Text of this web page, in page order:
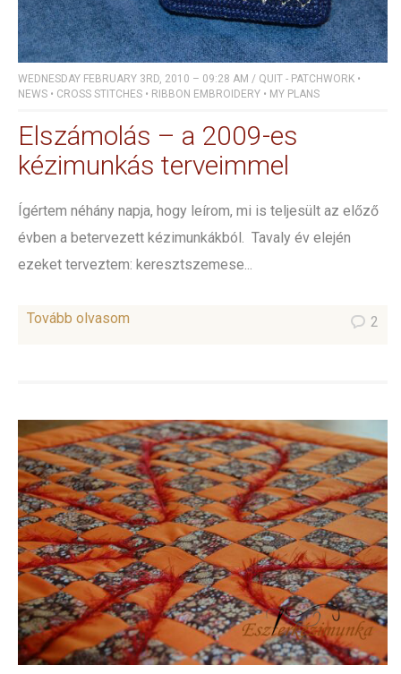
WEDNESDAY FEBRUARY 3RD, 2010 – 09:28 AM / QUIT - PATCHWORK •
NEWS • CROSS STITCHES • RIBBON EMBROIDERY • MY PLANS
Elszámolás – a 2009-es
kézimunkás terveimmel
Ígértem néhány napja, hogy leírom, mi is teljesült az előző
évben a betervezett kézimunkákból. Tavaly év elején
ezeket terveztem: keresztszemese...
Tovább olvasom 2